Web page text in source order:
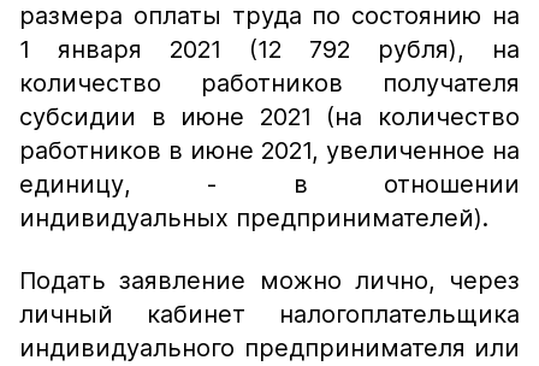
размера оплаты труда по состоянию на
1 января 2021 (12 792 рубля), на
количество работников получателя
субсидии в июне 2021 (на количество
работников в июне 2021, увеличенное на
единицу, - в отношении
индивидуальных предпринимателей).
Подать заявление можно лично, через
личный кабинет налогоплательщика
индивидуального предпринимателя или